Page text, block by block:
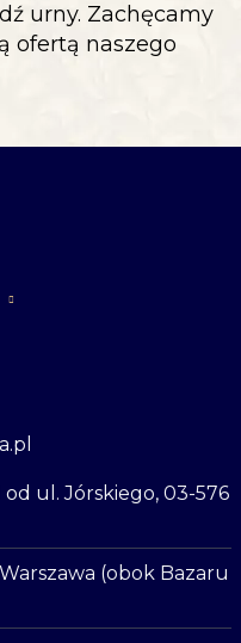
urny. Zachęcamy
ofertą naszego
od ul. Jórskiego, 03-576
(obok Bazaru